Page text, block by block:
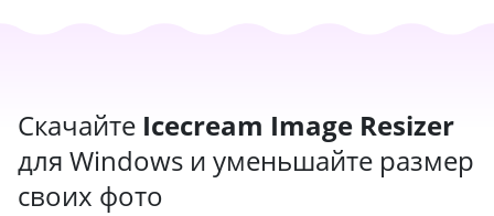
Скачайте Icecream Image Resizer
для Windows и уменьшайте размер
своих фото